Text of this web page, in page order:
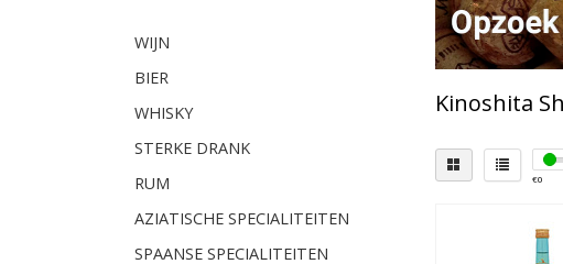
WIJN
BIER
WHISKY
STERKE DRANK
RUM
AZIATISCHE SPECIALITEITEN
SPAANSE SPECIALITEITEN
Kinoshita
€0